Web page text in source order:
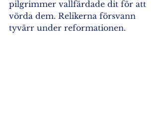
pilgrimmer vallfärdade dit för att
vörda dem. Relikerna försvann
tyvärr under reformationen.